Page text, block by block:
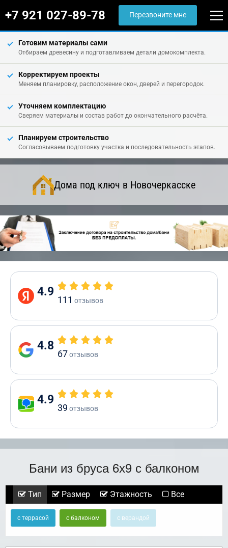
+7 921 027-89-78 Перезвоните мне
Готовим материалы сами
Отбираем древесину и подготавливаем детали домокомплекта.
Корректируем проекты
Меняем планировку, расположение окон, дверей и перегородок.
Уточняем комплектацию
Сверяем материалы и состав работ до окончательного расчёта.
Планируем строительство
Согласовываем подготовку участка и последовательность этапов.
Дома под ключ в Новочеркасске
4.9
111 отзывов
4.8
67отзывов
4.9
39 отзывов
Бани из бруса 6х9 с балконом
Тип Размер Этажность Все
с террасой с балконом с верандой